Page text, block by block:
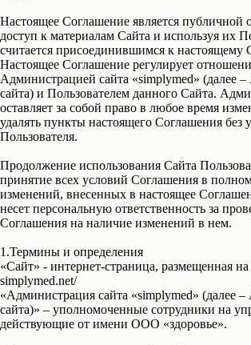
Настоящее Соглашение является публичной
доступ к материалам Сайта и используя их
считается присоединившимся к настоящему
Настоящее Соглашение регулирует
Администрацией сайта «simplymed» (далее
сайта) и Пользователем данного Сайта.
оставляет за собой право в любое время
удалять пункты настоящего Соглашения без
Пользователя.
Продолжение использования Сайта
принятие всех условий Соглашения в
изменений, внесенных в настоящее
несет персональную ответственность за
Соглашения на наличие изменений в нем.
1.Термины и определения
«Сайт» - интернет-страница, размещенная
simplymed.net/
«Администрация сайта «simplymed» (далее
сайта)» – уполномоченные сотрудники на
действующие от имени ООО «здоровье».